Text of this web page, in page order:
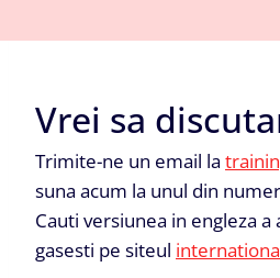
Vrei sa
Trimite-ne un email la
suna acum la unul din
Cauti versiunea in engleza a
gasesti pe siteul